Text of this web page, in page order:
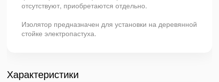
отсутствуют, приобретаются отдельно.
Изолятор предназначен для установки на деревянной
стойке электропастуха.
Характеристики